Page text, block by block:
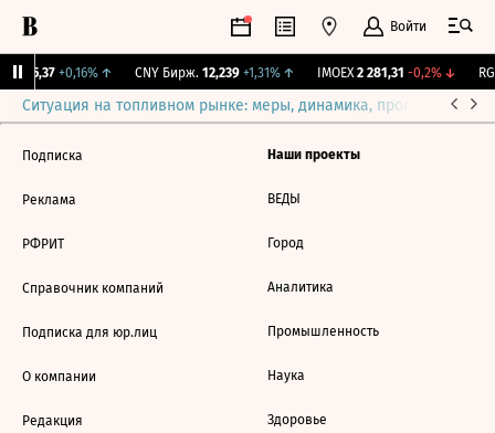
Войти
115,37 +0,16%↑ CNY Бирж. 12,239 +1,31%↑ IMOEX 2 281,31 -0,2%↓
Ситуация на топливном рынке: меры, динамика, прогнозы
Подписка
Реклама
РФРИТ
Справочник компаний
Подписка для юр.лиц
О компании
Редакция
Наши проекты
ВЕДЫ
Город
Аналитика
Промышленность
Наука
Здоровье